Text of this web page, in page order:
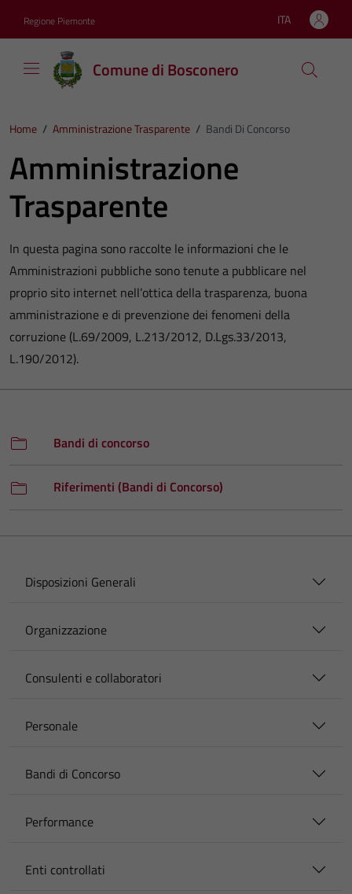
Regione Piemonte Lingua attiva:
ITA
Comune di Bosconero
Home / Amministrazione Trasparente / Bandi Di Concorso
Amministrazione
Trasparente
In questa pagina sono raccolte le informazioni che le
Amministrazioni pubbliche sono tenute a pubblicare nel
proprio sito internet nell’ottica della trasparenza, buona
amministrazione e di prevenzione dei fenomeni della
corruzione (L.69/2009, L.213/2012, D.Lgs.33/2013,
L.190/2012).
Bandi di concorso
Riferimenti (Bandi di Concorso)
Disposizioni Generali
Organizzazione
Consulenti e collaboratori
Personale
Bandi di Concorso
Performance
Enti controllati